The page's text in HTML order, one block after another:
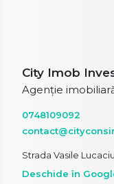
City Imob
Agenție
0748109092
Strada Vasile
Deschide în